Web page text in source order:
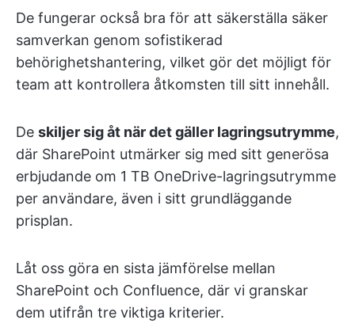
De fungerar också bra för att säkerställa säker
samverkan genom sofistikerad
behörighetshantering, vilket gör det möjligt för
team att kontrollera åtkomsten till sitt innehåll.
De skiljer sig åt när det gäller lagringsutrymme,
där SharePoint utmärker sig med sitt generösa
erbjudande om 1 TB OneDrive-lagringsutrymme
per användare, även i sitt grundläggande
prisplan.
Låt oss göra en sista jämförelse mellan
SharePoint och Confluence, där vi granskar
dem utifrån tre viktiga kriterier.